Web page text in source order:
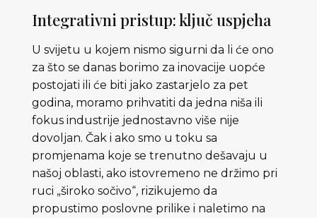
Integrativni pristup: ključ uspjeha
U svijetu u kojem nismo sigurni da li će ono
za što se danas borimo za inovacije uopće
postojati ili će biti jako zastarjelo za pet
godina, moramo prihvatiti da jedna niša ili
fokus industrije jednostavno više nije
dovoljan. Čak i ako smo u toku sa
promjenama koje se trenutno dešavaju u
našoj oblasti, ako istovremeno ne držimo pri
ruci „široko sočivo“, rizikujemo da
propustimo poslovne prilike i naletimo na